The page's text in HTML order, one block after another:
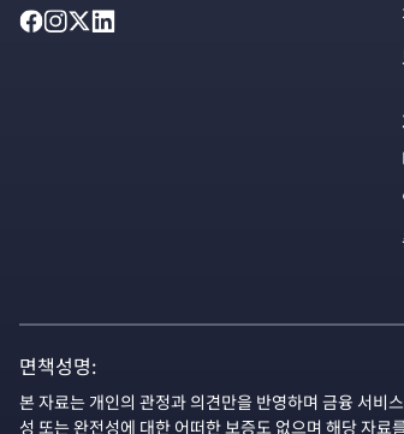
면책성명:
본 자료는 개인의 관정과 의견만을 반영하며 금융 서비
성 또는 완전성에 대한 어떠한 보증도 없으며 해당 자